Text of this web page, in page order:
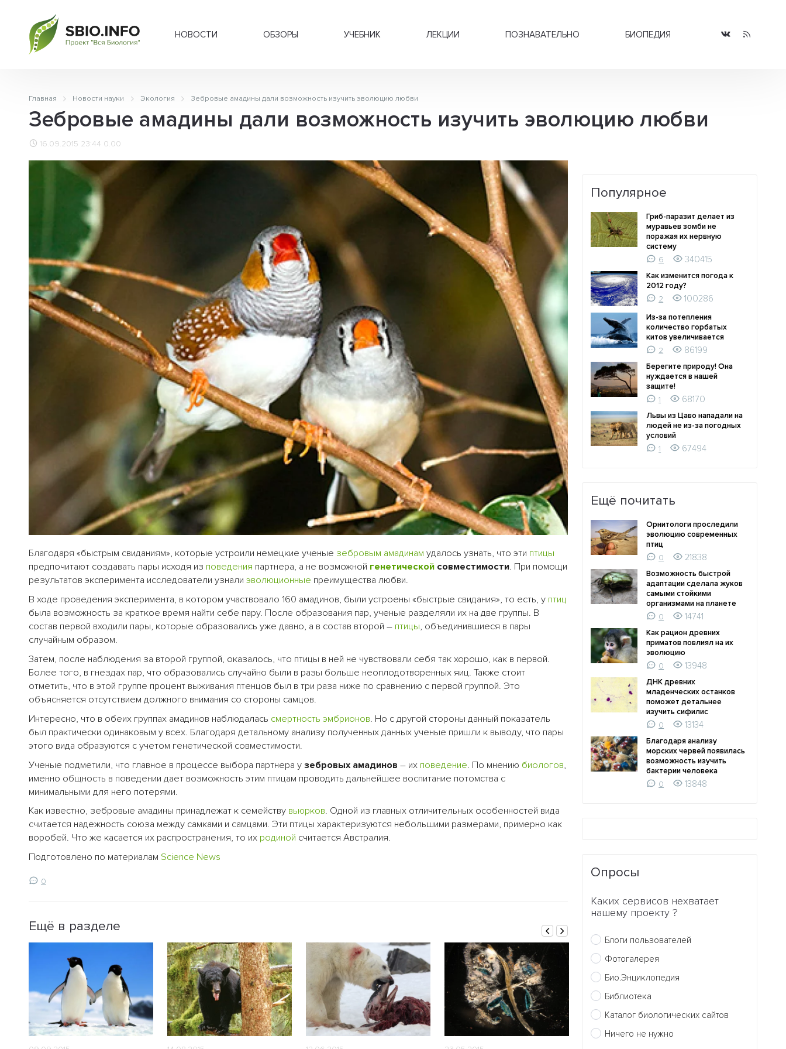
НОВОСТИ ОБЗОРЫ УЧЕБНИК ЛЕКЦИИ ПОЗНАВАТЕЛЬНО БИОПЕДИЯ
Главная Новости науки Экология Зебровые амадины дали возможность изучить эволюцию любви
Зебровые амадины дали возможность изучить эволюцию любви
16.09.2015 23:44 0.00
Благодаря «быстрым свиданиям», которые устроили немецкие ученые зебровым амадинам удалось узнать, что эти птицы
предпочитают создавать пары исходя из поведения партнера, а не возможной генетической совместимости. При помощи
результатов эксперимента исследователи узнали эволюционные преимущества любви.
В ходе проведения эксперимента, в котором участвовало 160 амадинов, были устроены «быстрые свидания», то есть, у птиц
была возможность за краткое время найти себе пару. После образования пар, ученые разделяли их на две группы. В
состав первой входили пары, которые образовались уже давно, а в состав второй – птицы, объединившиеся в пары
случайным образом.
Затем, после наблюдения за второй группой, оказалось, что птицы в ней не чувствовали себя так хорошо, как в первой.
Более того, в гнездах пар, что образовались случайно были в разы больше неоплодотворенных яиц. Также стоит
отметить, что в этой группе процент выживания птенцов был в три раза ниже по сравнению с первой группой. Это
объясняется отсутствием должного внимания со стороны самцов.
Интересно, что в обеих группах амадинов наблюдалась смертность эмбрионов. Но с другой стороны данный показатель
был практически одинаковым у всех. Благодаря детальному анализу полученных данных ученые пришли к выводу, что пары
этого вида образуются с учетом генетической совместимости.
Ученые подметили, что главное в процессе выбора партнера у зебровых амадинов – их поведение. По мнению биологов,
именно общность в поведении дает возможность этим птицам проводить дальнейшее воспитание потомства с
минимальными для него потерями.
Как известно, зебровые амадины принадлежат к семейству вьюрков. Одной из главных отличительных особенностей вида
считается надежность союза между самками и самцами. Эти птицы характеризуются небольшими размерами, примерно как
воробей. Что же касается их распространения, то их родиной считается Австралия.
Подготовлено по материалам Science News
0
Ещё в разделе
Популярное
Гриб-паразит делает из
муравьев зомби не
поражая их нервную
систему
6
340415
Как изменится погода к
2012 году?
2
100286
Из-за потепления
количество горбатых
китов увеличивается
2
86199
Берегите природу! Она
нуждается в нашей
защите!
1
68170
Львы из Цаво нападали на
людей не из-за погодных
условий
1
67494
Ещё почитать
Орнитологи проследили
эволюцию современных
птиц
0
21838
Возможность быстрой
адаптации сделала жуков
самыми стойкими
организмами на планете
0
14741
Как рацион древних
приматов повлиял на их
эволюцию
0
13948
ДНК древних
младенческих останков
поможет детальнее
изучить сифилис
0
13134
Благодаря анализу
морских червей появилась
возможность изучить
бактерии человека
0
13848
Опросы
Каких сервисов нехватает
нашему проекту ?
Блоги пользователей
Фотогалерея
Био.Энциклопедия
Библиотека
Каталог биологических сайтов
Ничего не нужно